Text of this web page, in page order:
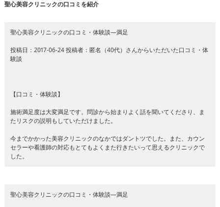
聖心美容クリニックの口コミを紹介
聖心美容クリニックの口コミ・体験談―満足
投稿日：2017-06-24 投稿者：匿名（40代）さんからいただいた口コミ・体
験談
【口コミ・体験談】
施術満足度は大変満足です。問診から始まりよく話を聞いてくださり、ま
たリスクの説明もしていただけました。
今までかかった美容クリニックのなかではダントツでした。また、カウン
セラーや看護師の対応もとてもよくまた行きたいって思えるクリニックで
した。
聖心美容クリニックの口コミ・体験談―満足